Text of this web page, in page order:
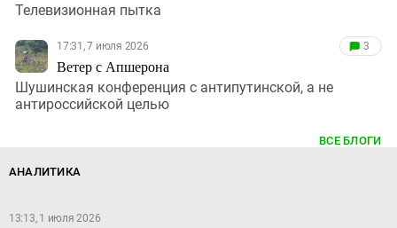
Телевизионная пытка
17:31, 7 июля 2026
Ветер с Апшерона
3
Шушинская конференция с антипутинской, а не
антироссийской целью
ВСЕ БЛОГИ
АНАЛИТИКА
13:13, 1 июля 2026